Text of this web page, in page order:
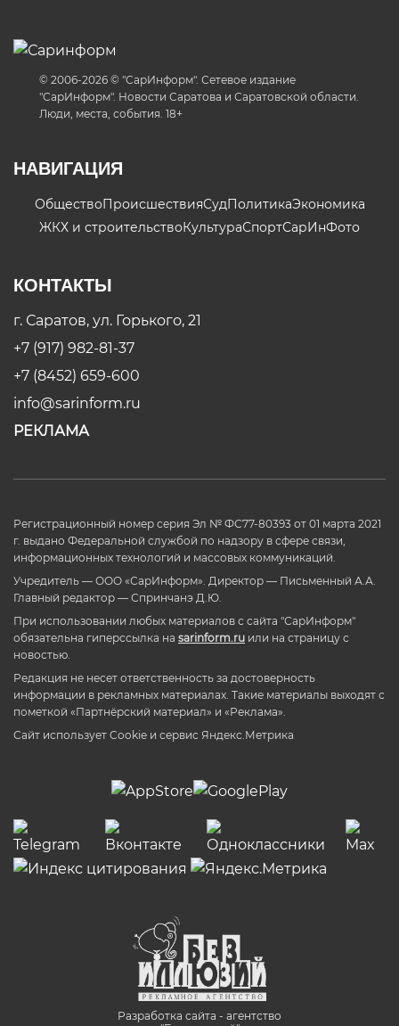
© 2006-2026 © "СарИнформ". Сетевое издание
"СарИнформ". Новости Саратова и Саратовской области.
Люди, места, события. 18+
НАВИГАЦИЯ
ОбществоПроисшествияСудПолитикаЭкономика
ЖКХ и строительствоКультураСпортСарИнФото
КОНТАКТЫ
г. Саратов, ул. Горького, 21
+7 (917) 982-81-37
+7 (8452) 659-600
info@sarinform.ru
РЕКЛАМА
Регистрационный номер серия Эл № ФС77-80393 от 01 марта 2021
г. выдано Федеральной службой по надзору в сфере связи,
информационных технологий и массовых коммуникаций.
Учредитель — ООО «СарИнформ». Директор — Письменный А.А.
Главный редактор — Спринчанэ Д.Ю.
При использовании любых материалов с сайта "СарИнформ"
обязательна гиперссылка на sarinform.ru или на страницу с
новостью.
Редакция не несет ответственность за достоверность
информации в рекламных материалах. Такие материалы выходят с
пометкой «Партнёрский материал» и «Реклама».
Сайт использует Cookie и сервиc Яндекс.Метрика
Разработка сайта - агентство